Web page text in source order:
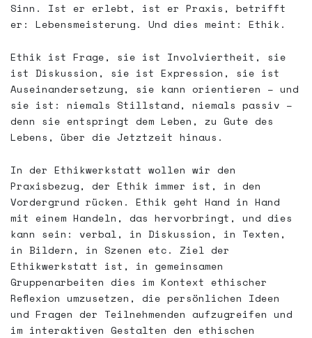
Sinn. Ist er erlebt, ist er Praxis, betrifft
er: Lebensmeisterung. Und dies meint: Ethik.
Ethik ist Frage, sie ist Involviertheit, sie
ist Diskussion, sie ist Expression, sie ist
Auseinandersetzung, sie kann orientieren – und
sie ist: niemals Stillstand, niemals passiv –
denn sie entspringt dem Leben, zu Gute des
Lebens, über die Jetztzeit hinaus.
In der Ethikwerkstatt wollen wir den
Praxisbezug, der Ethik immer ist, in den
Vordergrund rücken. Ethik geht Hand in Hand
mit einem Handeln, das hervorbringt, und dies
kann sein: verbal, in Diskussion, in Texten,
in Bildern, in Szenen etc. Ziel der
Ethikwerkstatt ist, in gemeinsamen
Gruppenarbeiten dies im Kontext ethischer
Reflexion umzusetzen, die persönlichen Ideen
und Fragen der Teilnehmenden aufzugreifen und
im interaktiven Gestalten den ethischen